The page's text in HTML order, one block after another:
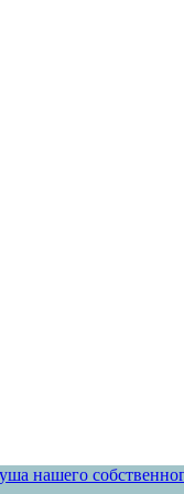
нашего